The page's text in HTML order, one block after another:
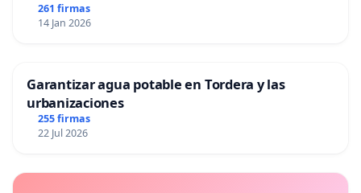
261 firmas
14 Jan 2026
Garantizar agua potable en Tordera y las
urbanizaciones
255 firmas
22 Jul 2026